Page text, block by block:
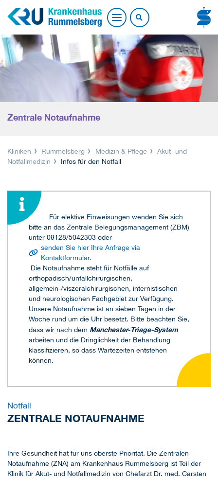
Zentrale Notaufnahme
Kliniken Rummelsberg Medizin & Pflege
Akut- und
Notfallmedizin
Infos für den Notfall
Für elektive Einweisungen wenden Sie sich
bitte an das Zentrale Belegungsmanagement (ZBM)
unter 09128/5042303 oder
senden Sie hier Ihre Anfrage via
Kontaktformular.
Die Notaufnahme steht für Notfälle auf
orthopädisch/unfallchirurgischen,
allgemein-/viszeralchirurgischen, internistischen
und neurologischen Fachgebiet zur Verfügung.
Unsere Notaufnahme ist an sieben Tagen in der
Woche rund um die Uhr besetzt. Bitte beachten Sie,
dass wir nach dem Manchester-Triage-System
arbeiten und die Dringlichkeit der Behandlung
klassifizieren, so dass Wartezeiten entstehen
können.
Notfall
ZENTRALE NOTAUFNAHME
Ihre Gesundheit hat für uns oberste Priorität. Die Zentralen
Notaufnahme (ZNA) am Krankenhaus Rummelsberg ist Teil der
Klinik für Akut- und Notfallmedizin von Chefarzt Dr. med. Carsten